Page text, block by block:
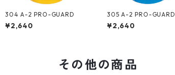
304 A-2 PRO-GUARD
¥2,640
305 A-2 PRO-GUARD
¥2,640
その他の商品